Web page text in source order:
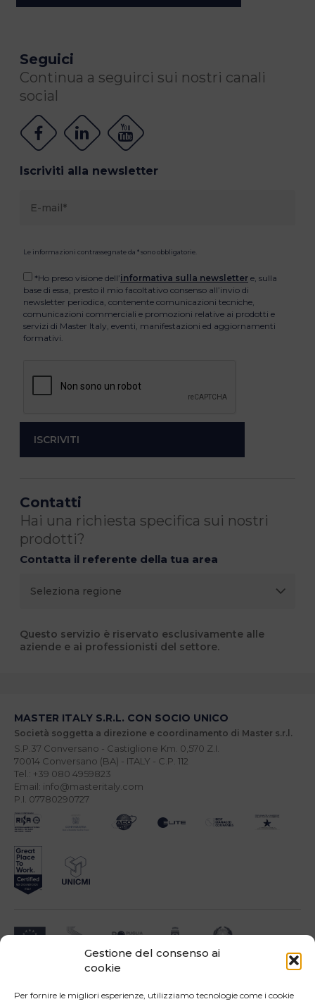
Gestione del consenso ai
cookie
Per fornire le migliori esperienze, utilizziamo tecnologie come i cookie
Seguici
Continua a seguirci sui nostri canali
social
Iscriviti alla newsletter
Le informazioni contrassegnate da * sono obbligatorie.
*Ho preso visione dell’informativa sulla newsletter e, sulla
base di essa, presto il mio facoltativo consenso all’invio di
newsletter periodica, contenente comunicazioni tecniche,
comunicazioni commerciali e promozioni relative ai prodotti e
servizi di Master Italy, eventi, manifestazioni ed aggiornamenti
formativi.
Contatti
Hai una richiesta specifica sui nostri
prodotti?
Contatta il referente della tua area
Questo servizio è riservato esclusivamente alle
aziende e ai professionisti del settore.
MASTER ITALY S.R.L. CON SOCIO UNICO
Società soggetta a direzione e coordinamento di Master s.r.l.
S.P.37 Conversano - Castiglione Km. 0,570 Z.I.
70014 Conversano (BA) - ITALY - C.P. 112
Tel.: +39 080 4959823
Email: info@masteritaly.com
P.I. 07780290727
Impresa beneficiari ai sensi dell'Avviso INNOPROCESS - interventi di supporto a